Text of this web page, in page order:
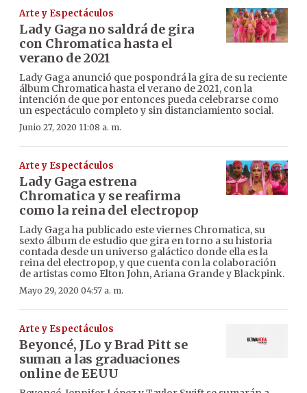
Arte y Espectáculos
Lady Gaga no saldrá de gira
con Chromatica hasta el
verano de 2021
Lady Gaga anunció que pospondrá la gira de su reciente
álbum Chromatica hasta el verano de 2021, con la
intención de que por entonces pueda celebrarse como
un espectáculo completo y sin distanciamiento social.
Junio 27, 2020 11:08 a. m.
Arte y Espectáculos
Lady Gaga estrena
Chromatica y se reafirma
como la reina del electropop
Lady Gaga ha publicado este viernes Chromatica, su
sexto álbum de estudio que gira en torno a su historia
contada desde un universo galáctico donde ella es la
reina del electropop, y que cuenta con la colaboración
de artistas como Elton John, Ariana Grande y Blackpink.
Mayo 29, 2020 04:57 a. m.
Arte y Espectáculos
Beyoncé, JLo y Brad Pitt se
suman a las graduaciones
online de EEUU